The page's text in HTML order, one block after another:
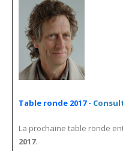
Table ronde 2017 -
La prochaine table ronde
2017.